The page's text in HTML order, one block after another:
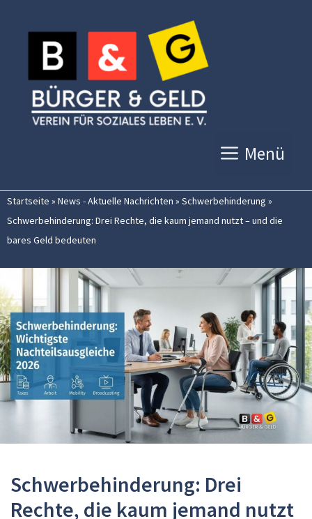
Inhalt
springen
Menü
Startseite » News - Aktuelle Nachrichten » Schwerbehinderung »
Schwerbehinderung: Drei Rechte, die kaum jemand nutzt – und die
bares Geld bedeuten
Schwerbehinderung: Drei
Rechte, die kaum jemand nutzt